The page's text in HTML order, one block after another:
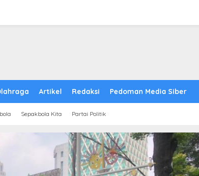
Artikel Redaksi Pedoman Media Siber
Sepakbola Kita Partai Politik